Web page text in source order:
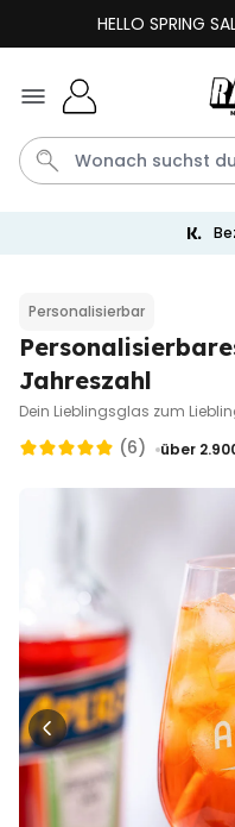
HELLO SPRING
Spritz Glas
2er-Set mit
29,99 €
mit Logo
39,99 €
mit deiner
und hinten
Personalisierbar
Jahreszahl
Dein Lieblingsglas zum
(6) über